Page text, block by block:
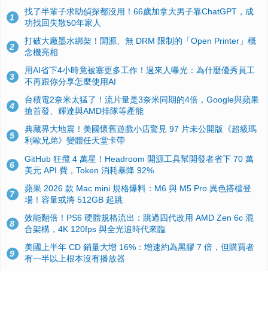
1
找了半輩子求助偵探都沒用！66歲加拿大男子靠ChatGPT，成
功找回失散50年家人
2
打破大廠墨水綁架！開源、無 DRM 限制的「Open Printer」概
念機亮相
3
用AI省下4小時竟被塞更多工作！過來人曝光：為什麼優秀員工
不再跟你分享怎麼使用AI
4
台積電2奈米太猛了！流片量是3奈米同期的4倍，Google與蘋果
搶首發、輝達與AMD排隊等產能
5
典藏界大地震！美國懷舊遊戲小店驚見 97 片未公開版《超級瑪
利歐兄弟》變體任天堂卡帶
6
GitHub 狂攬 4 萬星！Headroom 開源工具幫開發者省下 70 萬
美元 API 費，Token 消耗暴降 92%
7
蘋果 2026 款 Mac mini 規格爆料：M6 與 M5 Pro 異色搭檔登
場！容量或將 512GB 起跳
8
效能翻倍！PS6 硬體規格流出：跳過四代改用 AMD Zen 6c 混
合架構，4K 120fps 與全光追時代來臨
9
美國上半年 CD 銷量大增 16%：增速約為黑膠 7 倍，但購買者
有一半以上根本沒有播放器